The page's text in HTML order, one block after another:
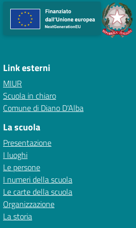
Link esterni
MIUR
Scuola in chiaro
Comune di Diano D'Alba
La scuola
Presentazione
I luoghi
Le persone
I numeri della scuola
Le carte della scuola
Organizzazione
La storia